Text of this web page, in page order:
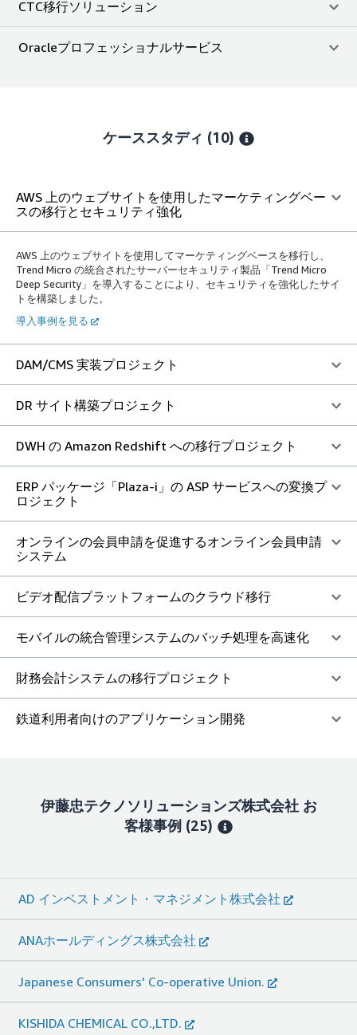
CTC移行ソリューション
Oracleプロフェッショナルサービス
ケーススタディ (10)
AWS 上のウェブサイトを使用したマーケティングベー
スの移行とセキュリティ強化
AWS 上のウェブサイトを使用してマーケティングベースを移行し、
Trend Micro の統合されたサーバーセキュリティ製品「Trend Micro
Deep Security」を導入することにより、セキュリティを強化したサイ
トを構築しました。
導入事例を見る
DAM/CMS 実装プロジェクト
DR サイト構築プロジェクト
DWH の Amazon Redshift への移行プロジェクト
ERP パッケージ「Plaza-i」の ASP サービスへの変換プ
ロジェクト
オンラインの会員申請を促進するオンライン会員申請
システム
ビデオ配信プラットフォームのクラウド移行
モバイルの統合管理システムのバッチ処理を高速化
財務会計システムの移行プロジェクト
鉄道利用者向けのアプリケーション開発
伊藤忠テクノソリューションズ株式会社 お
客様事例 (25)
AD インベストメント・マネジメント株式会社
ANAホールディングス株式会社
Japanese Consumers' Co-operative Union.
KISHIDA CHEMICAL CO.,LTD.